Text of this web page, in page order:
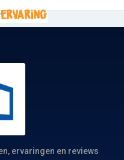
ervaringen en reviews